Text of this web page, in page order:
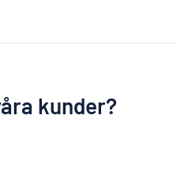
kunder?